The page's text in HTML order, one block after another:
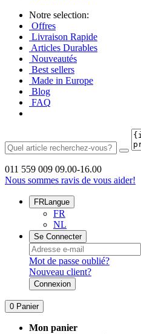
Notre selection:
Offres
Livraison Rapide
Articles Durables
Nouveautés
Best sellers
Made in Europe
Blog
FAQ
011 559 009 09.00-16.00
Nous sommes ravis de vous aider!
FRLangue
FR
NL
Se Connecter
Mot de passe oublié?
Nouveau client?
Connexion
0 Panier
Mon panier